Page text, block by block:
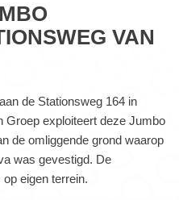
VAN
de Stationsweg 164 in
Groep exploiteert deze Jumbo
de omliggende grond waarop
was gevestigd. De
eigen terrein.